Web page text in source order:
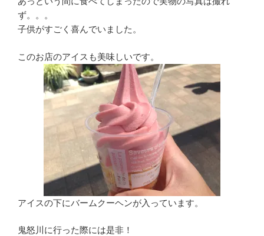
ず。。。
子供がすごく喜んでいました。
このお店のアイスも美味しいです。
アイスの下にバームクーヘンが入っています。
鬼怒川に行った際には是非！